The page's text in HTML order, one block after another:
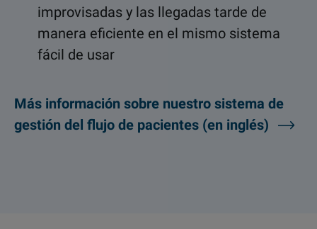
improvisadas y las llegadas tarde de
manera eficiente en el mismo sistema
fácil de usar
Más información sobre nuestro sistema de
gestión del flujo de pacientes (en inglés)